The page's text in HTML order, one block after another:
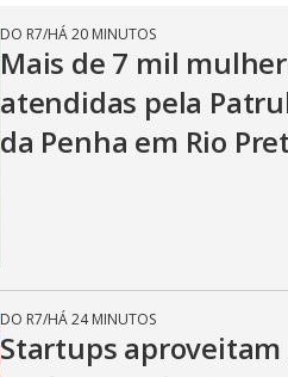
DO R7/HÁ 20 MINUTOS
Mais de 7 mil
atendidas pela
da Penha em Rio
DO R7/HÁ 24 MINUTOS
Startups aproveitam